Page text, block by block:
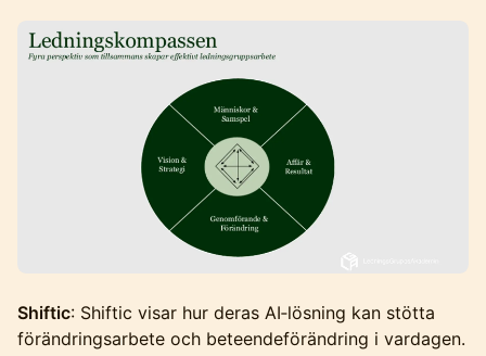
Shiftic: Shiftic visar hur deras AI‑lösning kan stötta
förändringsarbete och beteendeförändring i vardagen.